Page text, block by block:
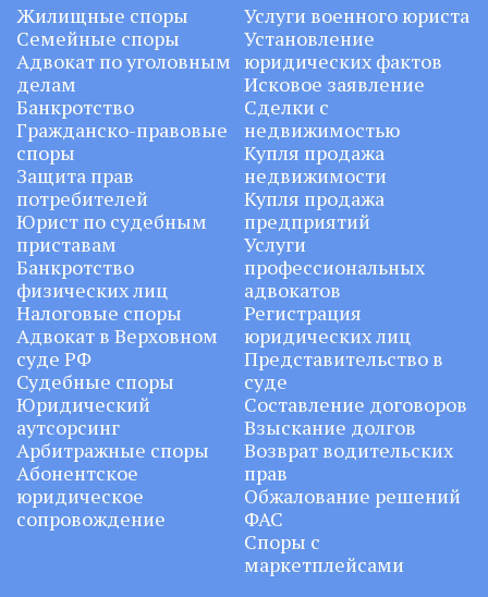
Жилищные споры
Семейные споры
Адвокат по уголовным
делам
Банкротство
Гражданско-правовые
споры
Защита прав
потребителей
Юрист по судебным
приставам
Банкротство
физических лиц
Налоговые споры
Адвокат в Верховном
суде РФ
Судебные споры
Юридический
аутсорсинг
Арбитражные споры
Абонентское
юридическое
сопровождение
Услуги военного юриста
Установление
юридических фактов
Исковое заявление
Сделки с
недвижимостью
Купля продажа
недвижимости
Купля продажа
предприятий
Услуги
профессиональных
адвокатов
Регистрация
юридических лиц
Представительство в
суде
Составление договоров
Взыскание долгов
Возврат водительских
прав
Обжалование решений
ФАС
Споры с
маркетплейсами